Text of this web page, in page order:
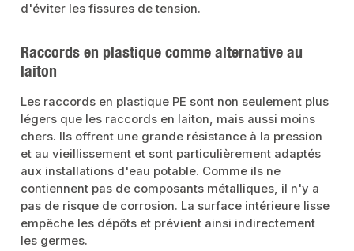
d'éviter les fissures de tension.
Raccords en plastique comme alternative au
laiton
Les raccords en plastique PE sont non seulement plus
légers que les raccords en laiton, mais aussi moins
chers. Ils offrent une grande résistance à la pression
et au vieillissement et sont particulièrement adaptés
aux installations d'eau potable. Comme ils ne
contiennent pas de composants métalliques, il n'y a
pas de risque de corrosion. La surface intérieure lisse
empêche les dépôts et prévient ainsi indirectement
les germes.